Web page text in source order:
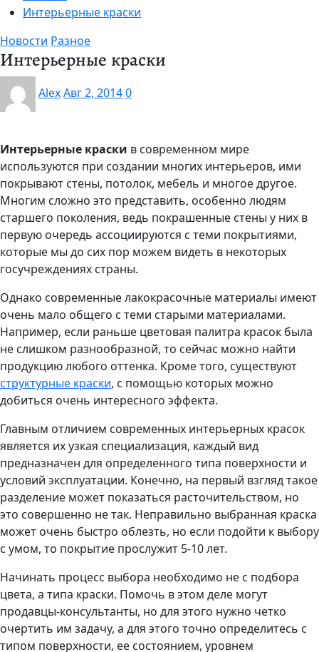
Интерьерные краски
Новости Разное
Интерьерные краски
AlexАвг 2, 20140
Интерьерные краски в современном мире
используются при создании многих интерьеров, ими
покрывают стены, потолок, мебель и многое другое.
Многим сложно это представить, особенно людям
старшего поколения, ведь покрашенные стены у них в
первую очередь ассоциируются с теми покрытиями,
которые мы до сих пор можем видеть в некоторых
госучреждениях страны.
Однако современные лакокрасочные материалы имеют
очень мало общего с теми старыми материалами.
Например, если раньше цветовая палитра красок была
не слишком разнообразной, то сейчас можно найти
продукцию любого оттенка. Кроме того, существуют
структурные краски, с помощью которых можно
добиться очень интересного эффекта.
Главным отличием современных интерьерных красок
является их узкая специализация, каждый вид
предназначен для определенного типа поверхности и
условий эксплуатации. Конечно, на первый взгляд такое
разделение может показаться расточительством, но
это совершенно не так. Неправильно выбранная краска
может очень быстро облезть, но если подойти к выбору
с умом, то покрытие прослужит 5-10 лет.
Начинать процесс выбора необходимо не с подбора
цвета, а типа краски. Помочь в этом деле могут
продавцы-консультанты, но для этого нужно четко
очертить им задачу, а для этого точно определитесь с
типом поверхности, ее состоянием, уровнем